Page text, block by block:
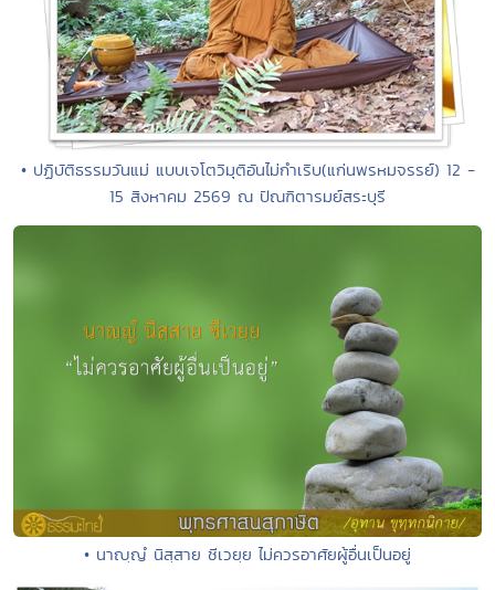
• ปฏิบัติธรรมวันแม่ แบบเจโตวิมุติอันไม่กำเริบ(แก่นพรหมจรรย์) 12 -
15 สิงหาคม 2569 ณ ปัณฑิตารมย์สระบุรี
• นาญฺญํ นิสฺสาย ชีเวยฺย ไม่ควรอาศัยผู้อื่นเป็นอยู่